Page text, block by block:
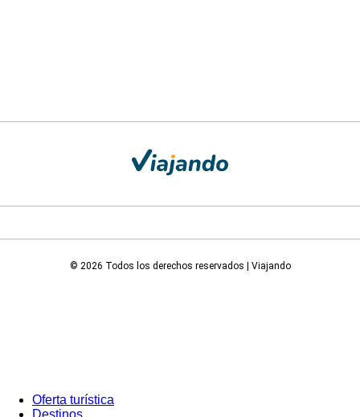
© 2026 Todos los derechos reservados | Viajando
Oferta turística
Destinos